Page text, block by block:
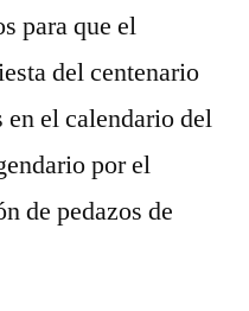
para que el
del centenario
en el calendario del
por el
de pedazos de